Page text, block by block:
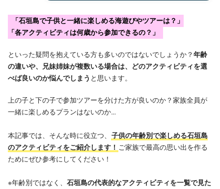
「石垣島で子供と一緒に楽しめる海遊びやツアーは？」
「各アクティビティは何歳から参加できるの？」
といった疑問を抱えている方も多いのではないでしょうか？年齢
の違いや、兄妹姉妹が複数いる場合は、どのアクティビティを選
べば良いのか悩んでしまう と思います。
上の子と下の子で参加ツアーを分けた方が良いのか？家族全員が
一緒に楽しめるプランはないのか…
本記事では、そんな時に役立つ、 子供の年齢別で楽しめる石垣島
のアクティビティをご紹介します！ ご家族で最高の思い出を作る
ためにぜひ参考にしてください！
※年齢別ではなく、 石垣島の代表的なアクティビティを一覧で見た